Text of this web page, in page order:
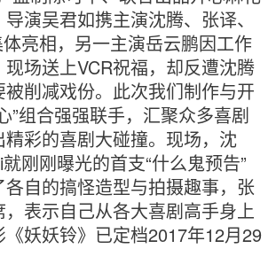
演吴君如携主演沈腾、张译、
亮相，另一主演岳云鹏因工作
场送上VCR祝福，却反遭沈腾
削减戏份。此次我们制作与开
”组合强强联手，汇聚众多喜剧
彩的喜剧大碰撞。现场，沈
刚刚曝光的首支“什么鬼预告”
自的搞怪造型与拍摄趣事，张
表示自己从各大喜剧高手身上
妖妖铃》已定档2017年12月29